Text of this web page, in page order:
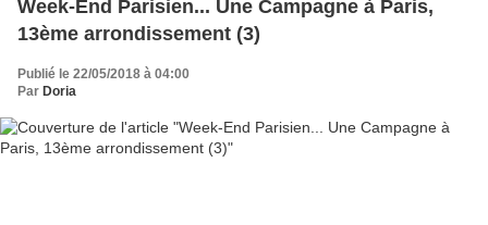
Week-End Parisien... Une Campagne à Paris,
13ème arrondissement (3)
Publié le 22/05/2018 à 04:00
Par Doria